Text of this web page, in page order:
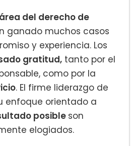
área del derecho de
ganado muchos casos
y experiencia. Los
gratitud, tanto por el
como por la
. El firme liderazgo de
enfoque orientado a
posible son
elogiados.